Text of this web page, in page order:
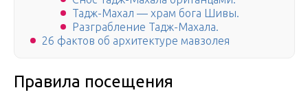
Тадж-Махал — храм бога Шивы.
Разграбление Тадж-Махала.
26 фактов об архитектуре мавзолея
Правила посещения